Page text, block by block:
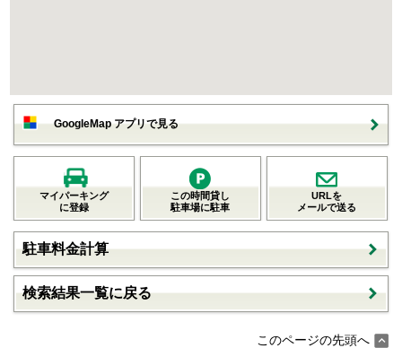
GoogleMap アプリで見る
マイパーキング
に登録
この時間貸し
駐車場に駐車
URLを
メールで送る
駐車料金計算
検索結果一覧に戻る
このページの先頭へ